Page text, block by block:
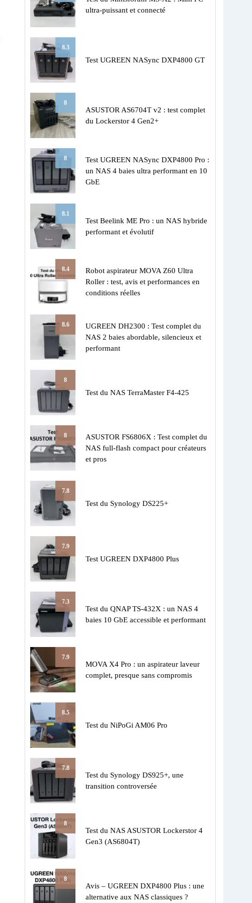
ultra-puissant et connecté
8.3
Test UGREEN NASync DXP4800 GT
8
ASUSTOR AS6704T v2 : test complet
du Lockerstor 4 Gen2+
8
Test UGREEN NASync DXP4800 Pro :
un NAS 4 baies ultra performant en 10
GbE
8.1
Test Beelink ME Pro : un NAS hybride
performant et évolutif
8.4
Robot aspirateur MOVA Z60 Ultra
Roller : test, avis et performances en
conditions réelles
8.6
UGREEN DH2300 : Test complet du
NAS 2 baies abordable, silencieux et
performant
8
Test du NAS TerraMaster F4-425
8
ASUSTOR FS6806X : Test complet du
NAS full-flash compact pour créateurs
et pros
7.8
Test du Synology DS225+
7.9
Test UGREEN DXP4800 Plus
7.3
Test du QNAP TS-432X : un NAS 4
baies 10 GbE accessible et performant
7.9
MOVA X4 Pro : un aspirateur laveur
complet, presque sans compromis
8.5
Test du NiPoGi AM06 Pro
7.8
Test du Synology DS925+, une
transition controversée
8
Test du NAS ASUSTOR Lockerstor 4
Gen3 (AS6804T)
8
Avis – UGREEN DXP4800 Plus : une
alternative aux NAS classiques ?